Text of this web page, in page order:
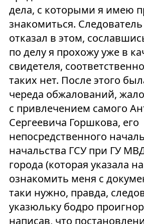
дела, с которыми я имею
знакомиться.
отказал в этом,
по делу я прохожу уже в
свидетеля,
таких нет. После этого
череда обжалований,
с привлечением самого
Сергеевича Горшкова, его
непосредственного
начальства ГСУ при ГУ
города (которая указала
ознакомить меня с
таки нужно, правда,
указюльку бодро
написав, что